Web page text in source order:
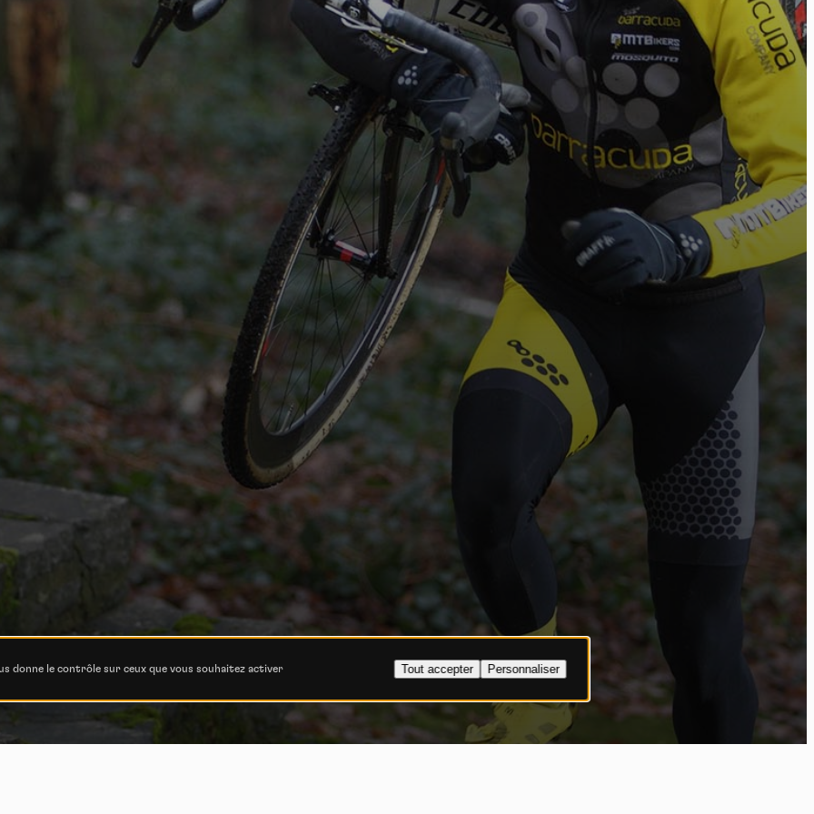
donne le contrôle sur ceux que vous souhaitez activer Tout accepter Personnaliser